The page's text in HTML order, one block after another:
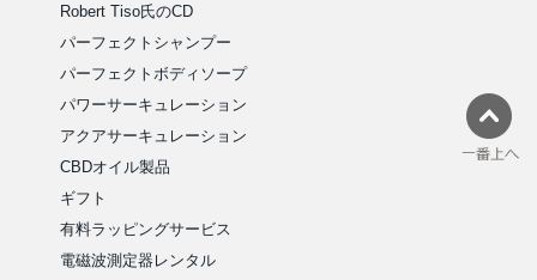
Robert Tiso氏のCD
パーフェクトシャンプー
パーフェクトボディソープ
パワーサーキュレーション
アクアサーキュレーション
CBDオイル製品
ギフト
有料ラッピングサービス
電磁波測定器レンタル